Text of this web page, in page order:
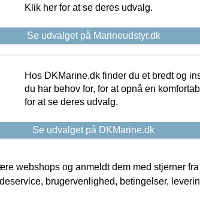
Klik her for at se deres udvalg.
Se udvalget på Marineudstyr.dk
Hos DKMarine.dk finder du et bredt og
du har behov for, for at opnå en
for at se deres udvalg.
Se udvalget på DKMarine.dk
webshops og anmeldt dem med stjerner
brugervenlighed, betingelser,